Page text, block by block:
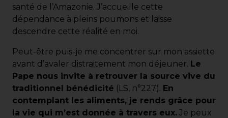
santé de l’Amazonie. J’accueille cette
dépendance à pleins poumons et laisse
descendre cette réalité en moi.
Peut-être puis-je me concentrer sur mon assiette
avant d’avaler distraitement mon déjeuner. Le
Pape nous invite à retrouver la source vive du
traditionnel bénédicité (LS, n°227). En
contemplant les aliments, je rends grâce pour
la vie qui m’est donnée à travers eux. Je peux